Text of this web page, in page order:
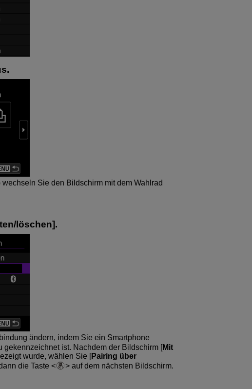
wechseln Sie den Bildschirm mit dem Wahlrad
löschen].
ändern, indem Sie ein Smartphone
gekennzeichnet ist. Nachdem der Bildschirm [Mit
wurde, wählen Sie [Pairing über
die Taste auf dem nächsten Bildschirm.